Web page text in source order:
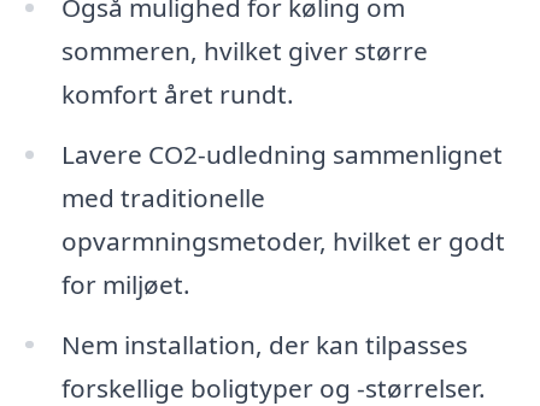
Også mulighed for køling om
sommeren, hvilket giver større
komfort året rundt.
Lavere CO2-udledning sammenlignet
med traditionelle
opvarmningsmetoder, hvilket er godt
for miljøet.
Nem installation, der kan tilpasses
forskellige boligtyper og -størrelser.